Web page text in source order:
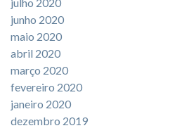
junho 2020
maio 2020
abril 2020
março 2020
fevereiro 2020
janeiro 2020
dezembro 2019